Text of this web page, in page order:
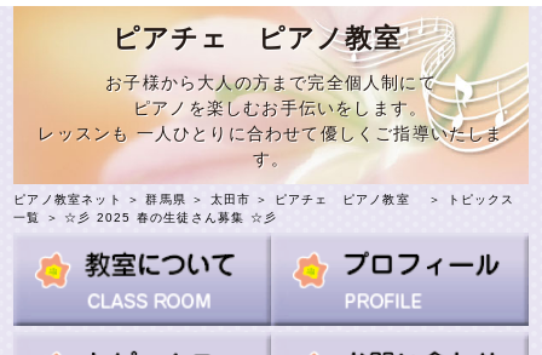
ピアチェ ピアノ教室
お子様から大人の方まで完全個人制にて
ピアノを楽しむお手伝いをします。
レッスンも 一人ひとりに合わせて優しくご指導いたしま
す。
ピアノ教室ネット ＞群馬県 ＞ 太田市 ＞ ピアチェ ピアノ教室 ＞
トピックス
一覧
＞ ☆彡 2025 春の生徒さん募集 ☆彡